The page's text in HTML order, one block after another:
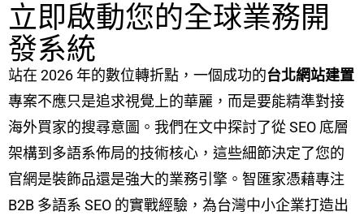
立即啟動您的全球業務開
發系統
站在 2026 年的數位轉折點，一個成功的台北網站建置
專案不應只是追求視覺上的華麗，而是要能精準對接
海外買家的搜尋意圖。我們在文中探討了從 SEO 底層
架構到多語系佈局的技術核心，這些細節決定了您的
官網是裝飾品還是強大的業務引擎。智匯家憑藉專注
B2B 多語系 SEO 的實戰經驗，為台灣中小企業打造出